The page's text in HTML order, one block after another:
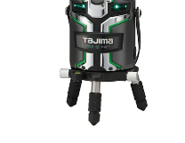
コンテンツ
ガイドライン